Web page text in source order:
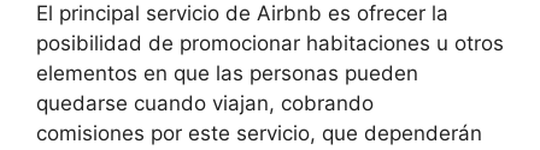
El principal servicio de Airbnb es ofrecer la
posibilidad de promocionar habitaciones u otros
elementos en que las personas pueden
quedarse cuando viajan, cobrando
comisiones por este servicio, que dependerán